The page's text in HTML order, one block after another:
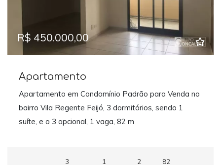
R$ 450.000,00
Apartamento
Apartamento em Condomínio Padrão para Venda no
bairro Vila Regente Feijó, 3 dormitórios, sendo 1
suíte, e o 3 opcional, 1 vaga, 82 m
3
1
2
82